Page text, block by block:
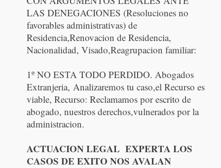
LAS DENEGACIONES (Resoluciones no
favorables administrativas) de
Residencia,Renovacion de Residencia,
Nacionalidad, Visado,Reagrupacion familiar:
1º NO ESTA TODO PERDIDO. Abogados
Extranjeria, Analizaremos tu caso,el Recurso es
viable, Recurso: Reclamamos por escrito de
abogado, nuestros derechos,vulnerados por la
administracion.
ACTUACION LEGAL EXPERTA LOS
CASOS DE EXITO NOS AVALAN